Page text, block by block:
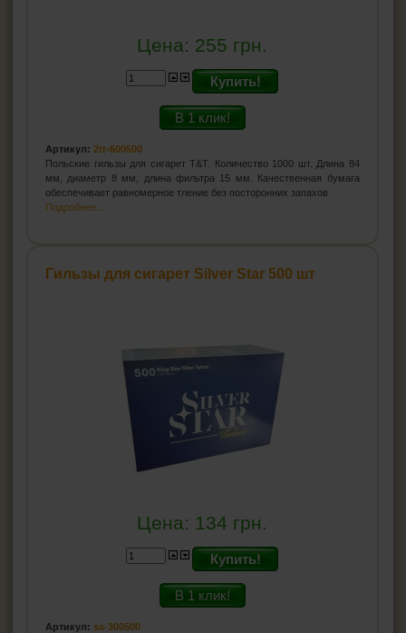
Цена: 255 грн.
Купить!
В 1 клик!
Артикул: 2tt-600500
Польские гильзы для сигарет T&T. Количество 1000 шт. Длина 84
мм, диаметр 8 мм, длина фильтра 15 мм. Качественная бумага
обеспечивает равномерное тление без посторонних запахов
Подробнее...
Гильзы для сигарет Silver Star 500 шт
Цена: 134 грн.
Купить!
В 1 клик!
Артикул: ss-300500